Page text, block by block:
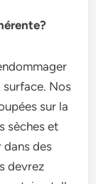
surface. Nos
sur la
sèches et
dans des
devrez